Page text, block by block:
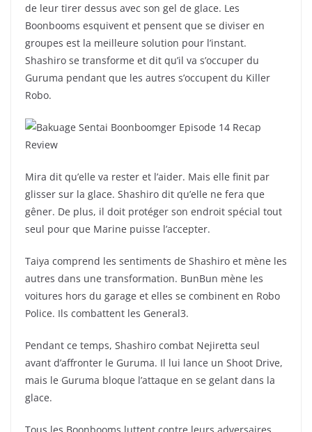
de leur tirer dessus avec son gel de glace. Les
Boonbooms esquivent et pensent que se diviser en
groupes est la meilleure solution pour l’instant.
Shashiro se transforme et dit qu’il va s’occuper du
Guruma pendant que les autres s’occupent du Killer
Robo.
Mira dit qu’elle va rester et l’aider. Mais elle finit par
glisser sur la glace. Shashiro dit qu’elle ne fera que
gêner. De plus, il doit protéger son endroit spécial tout
seul pour que Marine puisse l’accepter.
Taiya comprend les sentiments de Shashiro et mène les
autres dans une transformation. BunBun mène les
voitures hors du garage et elles se combinent en Robo
Police. Ils combattent les General3.
Pendant ce temps, Shashiro combat Nejiretta seul
avant d’affronter le Guruma. Il lui lance un Shoot Drive,
mais le Guruma bloque l’attaque en se gelant dans la
glace.